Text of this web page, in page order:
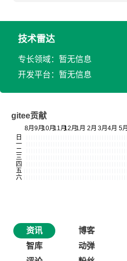
技术雷达
专长领域：暂无信息
开发平台：暂无信息
gitee贡献
资讯 博客
智库
动弹